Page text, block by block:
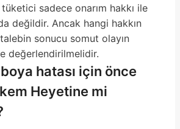
sadece onarım hakkı ile
değildir. Ancak hangi hakkın
sonucu somut olayın
değerlendirilmelidir.
boya hatası için önce
Heyetine mi